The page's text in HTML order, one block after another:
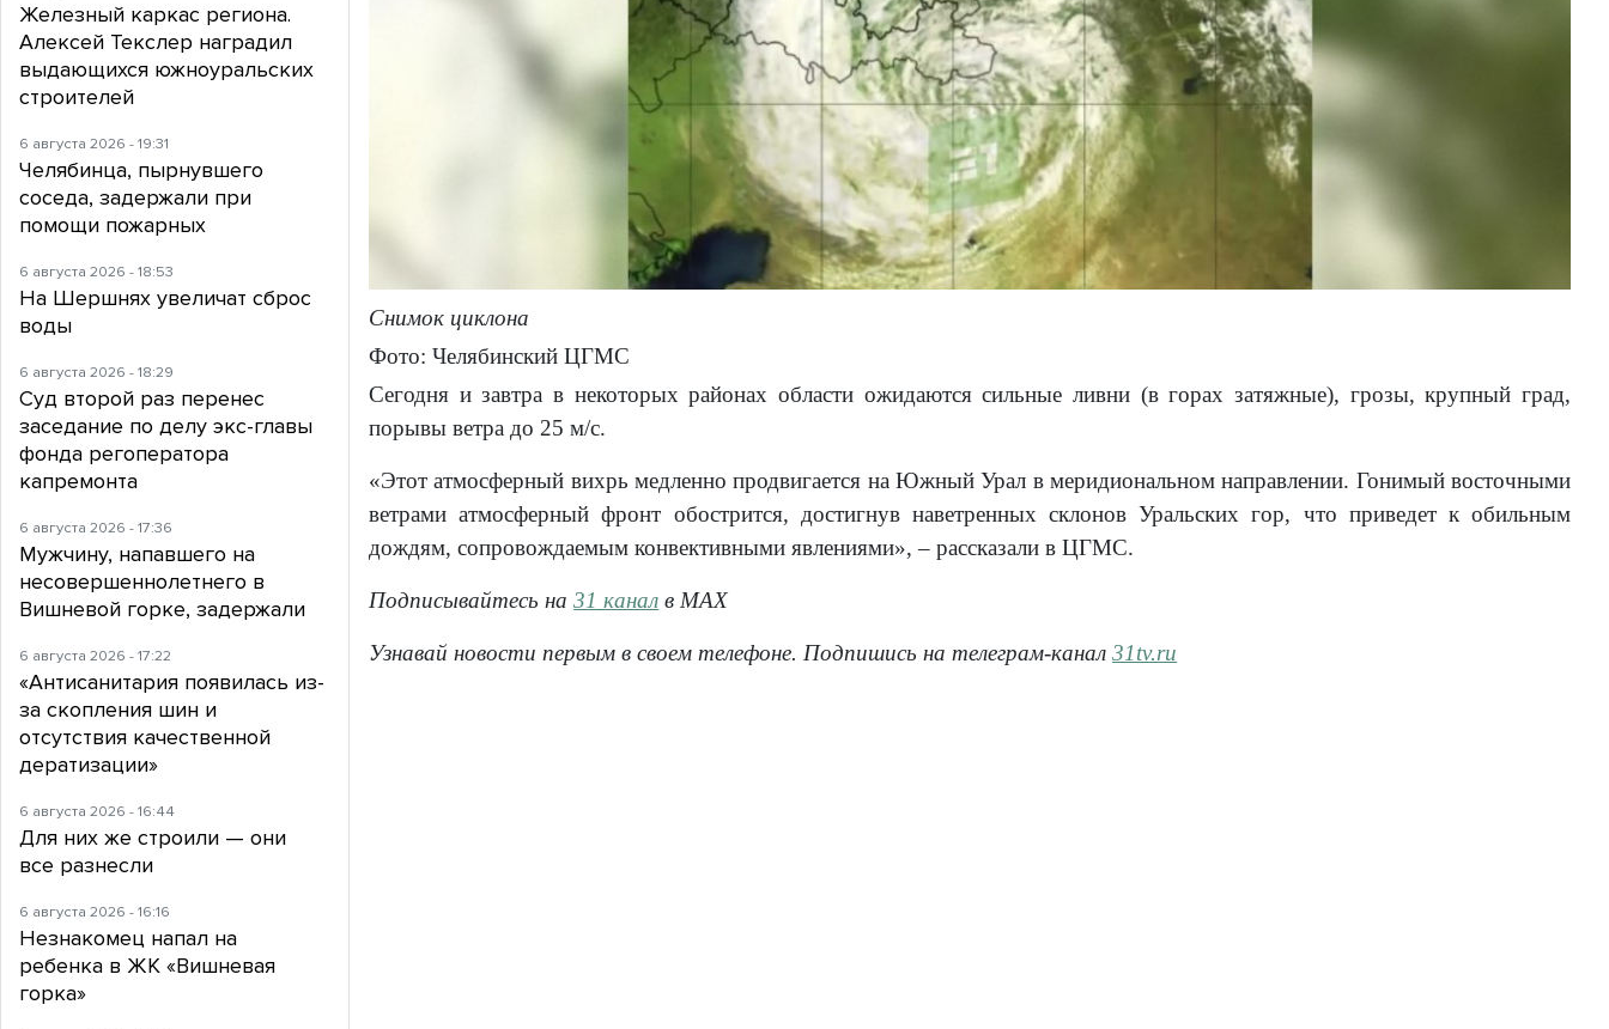
Снимок циклона
Фото: Челябинский ЦГМС
Сегодня и завтра в некоторых районах области ожидаются сильные ливни (в горах затяжные), грозы, крупный град,
порывы ветра до 25 м/с.
«Этот атмосферный вихрь медленно продвигается на Южный Урал в меридиональном направлении. Гонимый восточными
ветрами атмосферный фронт обострится, достигнув наветренных склонов Уральских гор, что приведет к обильным
дождям, сопровождаемым конвективными явлениями», – рассказали в ЦГМС.
Подписывайтесь на31 канал в МАХ
Узнавай новости первым в своем телефоне. Подпишись на телеграм-канал31tv.ru
Железный каркас региона.
Алексей Текслер наградил
выдающихся южноуральских
строителей
6 августа 2026 - 19:31
Челябинца, пырнувшего
соседа, задержали при
помощи пожарных
6 августа 2026 - 18:53
На Шершнях увеличат сброс
воды
6 августа 2026 - 18:29
Суд второй раз перенес
заседание по делу экс-главы
фонда регоператора
капремонта
6 августа 2026 - 17:36
Мужчину, напавшего на
несовершеннолетнего в
Вишневой горке, задержали
6 августа 2026 - 17:22
«Антисанитария появилась из-
за скопления шин и
отсутствия качественной
дератизации»
6 августа 2026 - 16:44
Для них же строили — они
все разнесли
6 августа 2026 - 16:16
Незнакомец напал на
ребенка в ЖК «Вишневая
горка»